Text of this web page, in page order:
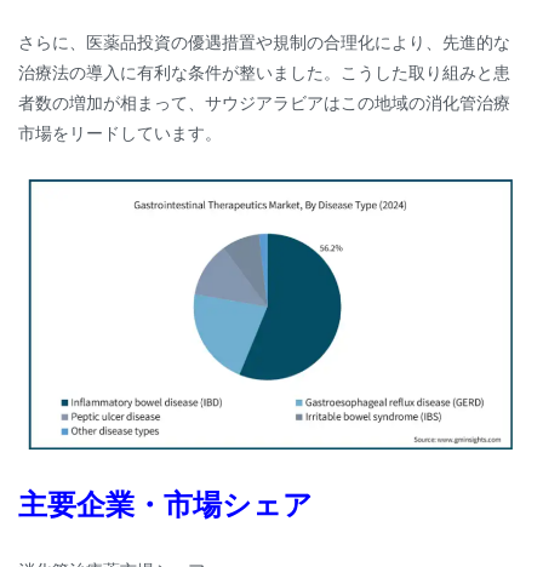
さらに、医薬品投資の優遇措置や規制の合理化により、先進的な
治療法の導入に有利な条件が整いました。こうした取り組みと患
者数の増加が相まって、サウジアラビアはこの地域の消化管治療
市場をリードしています。
主要企業・市場シェア